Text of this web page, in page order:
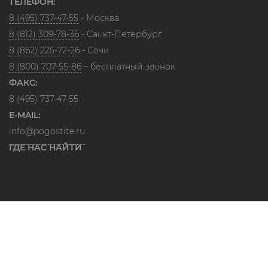
8 (495) 737-47-55 - Москва
8 (812) 309-78-36 - Санкт-Петербург
8 (862) 225-72-26 - Сочи
8 (800) 707-55-86 – бесплатный звонок
ФАКС:
8 (495) 737-47-55
E-MAIL:
info@pogostite.ru
ГДЕ НАС НАЙТИ